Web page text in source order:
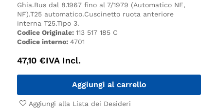
Ghia.Bus dal 8.1967 fino al 7/1979 (Automatico NE,
NF).T25 automatico.Cuscinetto ruota anteriore
interna T25.Tipo 3.
Codice Originale: 113 517 185 C
Codice interno: 4701
47,10 €IVA Incl.
Aggiungi al carrello
Aggiungi alla Lista dei Desideri